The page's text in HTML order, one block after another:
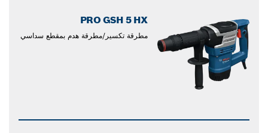
PRO GSH 5 HX
مطرقة تكسير/مطرقة هدم بمقطع سداسي